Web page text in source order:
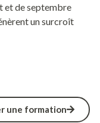
et de septembre
un surcroît
une formation